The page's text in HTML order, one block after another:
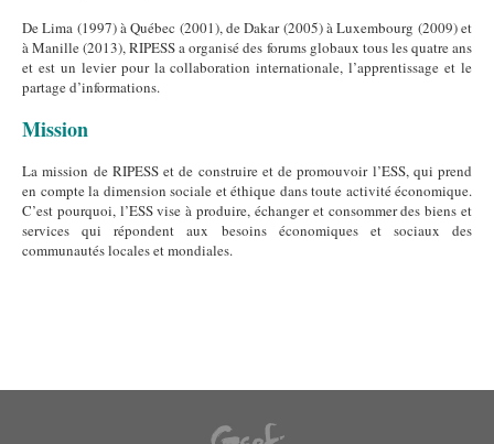
De Lima (1997) à Québec (2001), de Dakar (2005) à Luxembourg (2009) et
à Manille (2013), RIPESS a organisé des forums globaux tous les quatre ans
et est un levier pour la collaboration internationale, l’apprentissage et le
partage d’informations.
Mission
La mission de RIPESS et de construire et de promouvoir l’ESS, qui prend
en compte la dimension sociale et éthique dans toute activité économique.
C’est pourquoi, l’ESS vise à produire, échanger et consommer des biens et
services qui répondent aux besoins économiques et sociaux des
communautés locales et mondiales.